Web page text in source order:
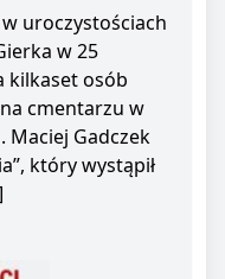
w uroczystościach
w 25
kilkaset osób
cmentarzu w
Maciej Gadczek
który wystąpił